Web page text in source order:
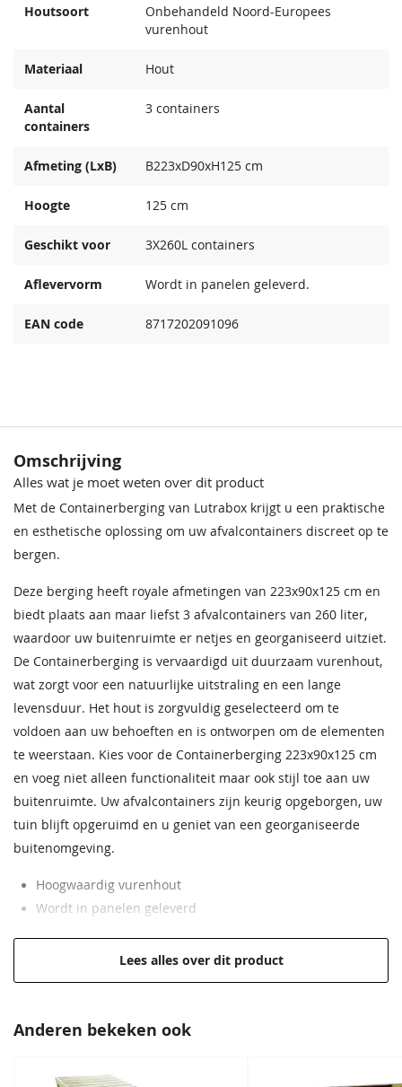
Houtsoort
Onbehandeld Noord-Europees
vurenhout
Materiaal Hout
Aantal
containers
3 containers
Afmeting (LxB) B223xD90xH125 cm
Hoogte 125 cm
Geschikt voor 3X260L containers
Aflevervorm Wordt in panelen geleverd.
EAN code 8717202091096
Omschrijving
Alles wat je moet weten over dit product
Met de Containerberging van Lutrabox krijgt u een praktische
en esthetische oplossing om uw afvalcontainers discreet op te
bergen.
Deze berging heeft royale afmetingen van 223x90x125 cm en
biedt plaats aan maar liefst 3 afvalcontainers van 260 liter,
waardoor uw buitenruimte er netjes en georganiseerd uitziet.
De Containerberging is vervaardigd uit duurzaam vurenhout,
wat zorgt voor een natuurlijke uitstraling en een lange
levensduur. Het hout is zorgvuldig geselecteerd om te
voldoen aan uw behoeften en is ontworpen om de elementen
te weerstaan. Kies voor de Containerberging 223x90x125 cm
en voeg niet alleen functionaliteit maar ook stijl toe aan uw
buitenruimte. Uw afvalcontainers zijn keurig opgeborgen, uw
tuin blijft opgeruimd en u geniet van een georganiseerde
buitenomgeving.
Hoogwaardig vurenhout
Wordt in panelen geleverd
Hoge kwaliteit voor een lage prijs
Geschikt voor 3 containers van 260L
Lees alles over dit product
Anderen bekeken ook